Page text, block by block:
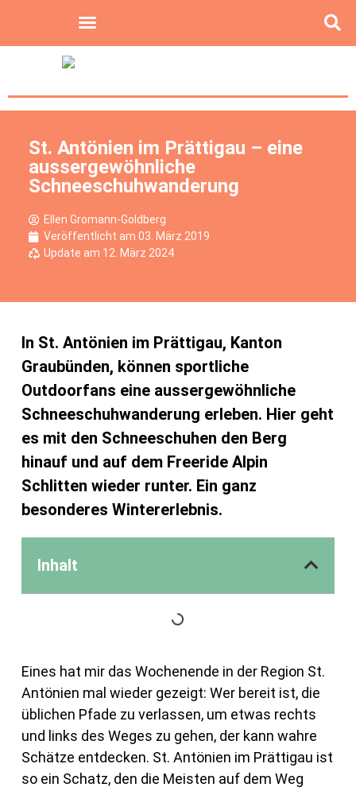
St. Antönien im Prättigau – eine
aussergewöhnliche
Schneeschuhwanderung
Ellen Gromann-Goldberg
Veröffentlicht am 03. März 2019
Update am 12. März 2024
In St. Antönien im Prättigau, Kanton
Graubünden, können sportliche
Outdoorfans eine aussergewöhnliche
Schneeschuhwanderung erleben. Hier geht
es mit den Schneeschuhen den Berg
hinauf und auf dem Freeride Alpin
Schlitten wieder runter. Ein ganz
besonderes Wintererlebnis.
Inhalt
Eines hat mir das Wochenende in der Region St.
Antönien mal wieder gezeigt: Wer bereit ist, die
üblichen Pfade zu verlassen, um etwas rechts
und links des Weges zu gehen, der kann wahre
Schätze entdecken. St. Antönien im Prättigau ist
so ein Schatz, den die Meisten auf dem Weg